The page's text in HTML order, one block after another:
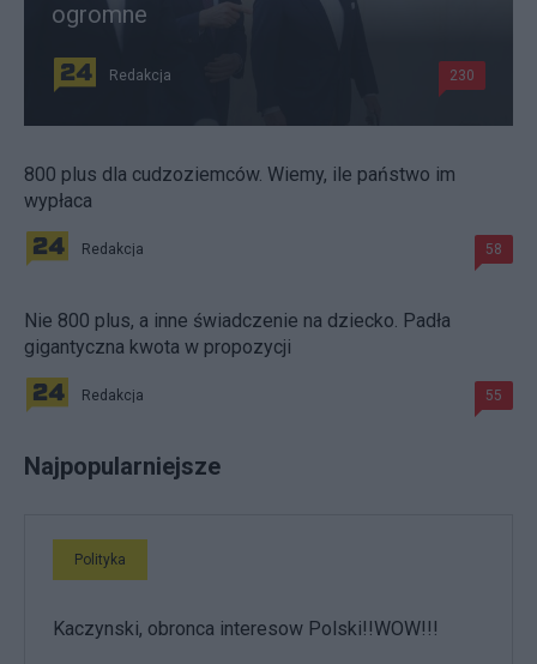
ogromne
Redakcja 230
800 plus dla cudzoziemców. Wiemy, ile państwo im
wypłaca
Redakcja 58
Nie 800 plus, a inne świadczenie na dziecko. Padła
gigantyczna kwota w propozycji
Redakcja 55
Najpopularniejsze
Polityka
Kaczynski, obronca interesow Polski!!WOW!!!